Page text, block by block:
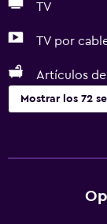
TV
TV por
Artículos
Mostrar los 72
Wifi gratis